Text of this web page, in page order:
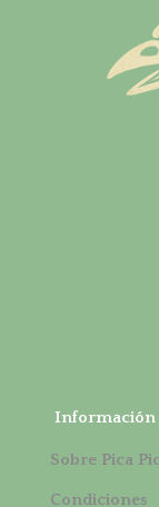
Información
Sobre Pica
Condiciones